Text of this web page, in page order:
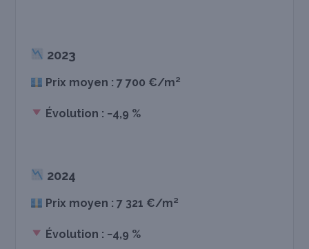
2023
Prix moyen : 7 700 €/m²
Évolution : −4,9 %
2024
Prix moyen : 7 321 €/m²
Évolution : −4,9 %